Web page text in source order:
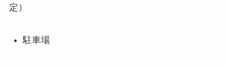
定）
駐車場